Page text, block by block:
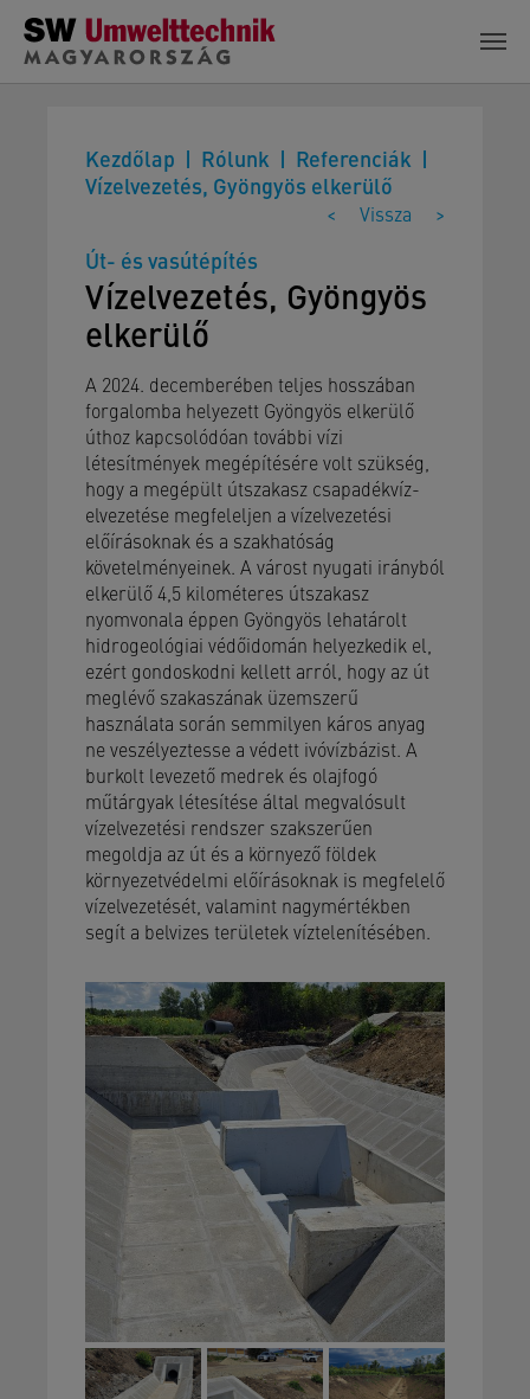
Skip to main content
Kezdőlap Rólunk
Referenciák
Vízelvezetés, Gyöngyös elkerülő
< Vissza >
Út- és vasútépítés
Vízelvezetés, Gyöngyös
elkerülő
A 2024. decemberében teljes hosszában
forgalomba helyezett Gyöngyös elkerülő
úthoz kapcsolódóan további vízi
létesítmények megépítésére volt szükség,
hogy a megépült útszakasz csapadékvíz-
elvezetése megfeleljen a vízelvezetési
előírásoknak és a szakhatóság
követelményeinek. A várost nyugati irányból
elkerülő 4,5 kilométeres útszakasz
nyomvonala éppen Gyöngyös lehatárolt
hidrogeológiai védőidomán helyezkedik el,
ezért gondoskodni kellett arról, hogy az út
meglévő szakaszának üzemszerű
használata során semmilyen káros anyag
ne veszélyeztesse a védett ivóvízbázist. A
burkolt levezető medrek és olajfogó
műtárgyak létesítése által megvalósult
vízelvezetési rendszer szakszerűen
megoldja az út és a környező földek
környezetvédelmi előírásoknak is megfelelő
vízelvezetését, valamint nagymértékben
segít a belvizes területek víztelenítésében.